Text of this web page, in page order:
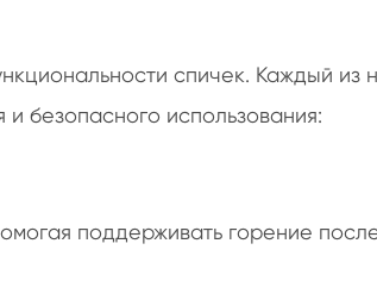
спичек. Каждый из
безопасного использования:
поддерживать горение